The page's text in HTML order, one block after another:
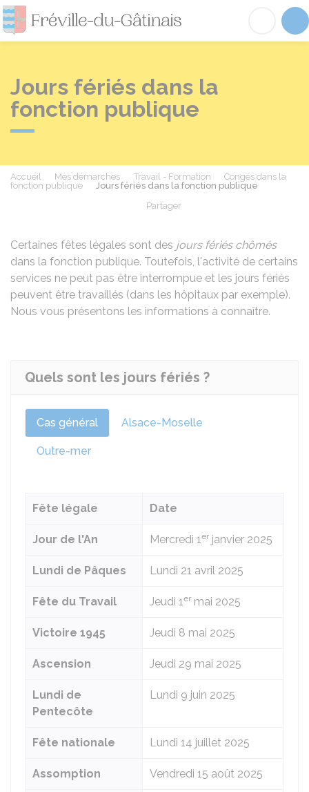
Fréville-du-
Jours fériés dans la
fonction publique
Accueil Mes démarches Travail - Formation
Congés dans la
fonction publique
Jours fériés dans la fonction publique
Partager
Certaines fêtes légales sont des jours fériés chômés
dans la fonction publique. Toutefois, l'activité de certains
services ne peut pas être interrompue et les jours fériés
peuvent être travaillés (dans les hôpitaux par exemple).
Nous vous présentons les informations à connaître.
Quels sont les jours fériés ?
Cas général Alsace-Moselle
Outre-mer
Fête légale Date
Jour de l'An Mercredi 1er janvier 2025
Lundi de Pâques Lundi 21 avril 2025
Fête du Travail Jeudi 1er mai 2025
Victoire 1945 Jeudi 8 mai 2025
Ascension Jeudi 29 mai 2025
Lundi de
Pentecôte
Lundi 9 juin 2025
Fête nationale Lundi 14 juillet 2025
Assomption Vendredi 15 août 2025